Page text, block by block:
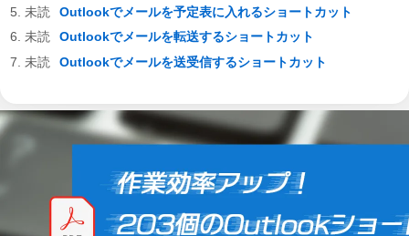
Outlookでメールを予定表に入れるショートカット
Outlookでメールを転送するショートカット
Outlookでメールを送受信するショートカット